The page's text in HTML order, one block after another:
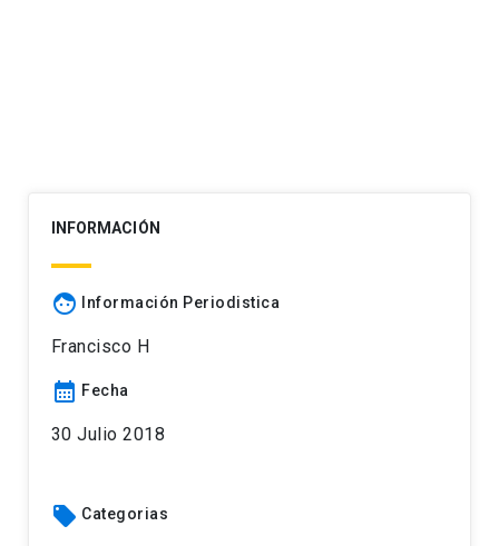
INFORMACIÓN
face Información Periodistica
Francisco H
calendar_month Fecha
30 Julio 2018
local_offer Categorias